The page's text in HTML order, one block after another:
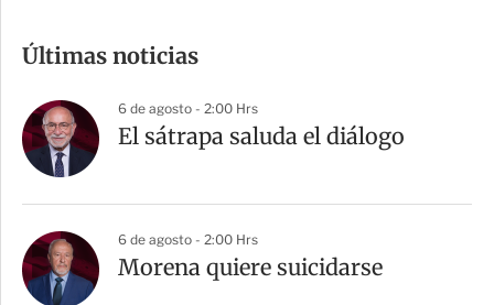
p
a
r
t
Últimas noticias
6 de agosto - 2:00 Hrs
El sátrapa saluda el diálogo
6 de agosto - 2:00 Hrs
Morena quiere suicidarse